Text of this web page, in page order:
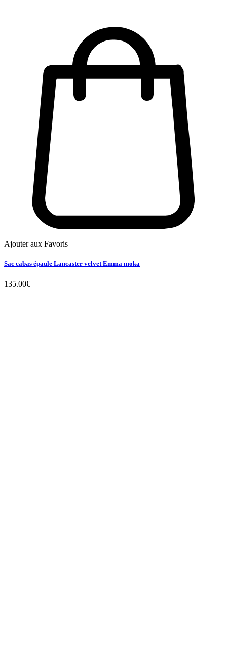
Ajouter aux Favoris
Sac cabas épaule Lancaster velvet Emma moka
135.00€